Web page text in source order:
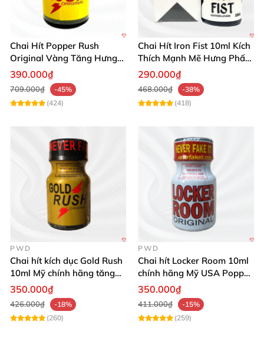
Chai Hít Popper Rush
Original Vàng Tăng Hưng
Phấn Mạnh 10ml
390.000₫
709.000₫
-45%
(424)
Chai Hít Iron Fist 10ml Kích
Thích Mạnh Mẽ Hưng Phấn
Tức Thì
290.000₫
468.000₫
-38%
(418)
PWD
Chai hít kích dục Gold Rush
10ml Mỹ chính hãng tăng
khoái cảm
350.000₫
426.000₫
-18%
(260)
PWD
Chai hít Locker Room 10ml
chính hãng Mỹ USA Popper
mạnh mẽ kích thích
350.000₫
411.000₫
-15%
(259)